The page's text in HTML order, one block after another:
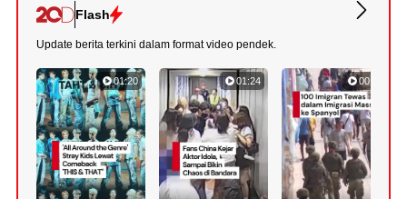
Flash
Update berita terkini dalam format video pendek.
01:20 01:24 00:42